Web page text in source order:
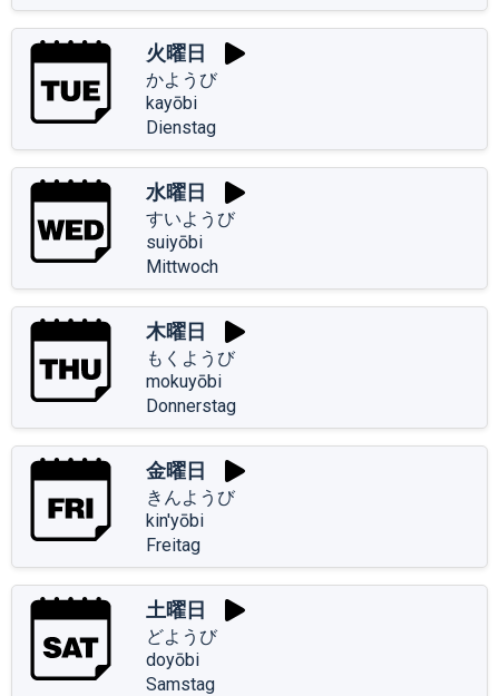
火曜日
かようび
kayōbi
Dienstag
水曜日
すいようび
suiyōbi
Mittwoch
木曜日
もくようび
mokuyōbi
Donnerstag
金曜日
きんようび
kin'yōbi
Freitag
土曜日
どようび
doyōbi
Samstag